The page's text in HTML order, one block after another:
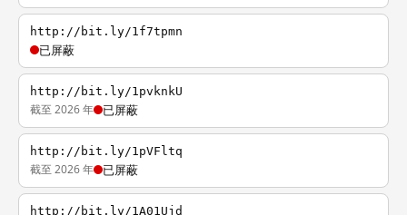
http://bit.ly/1f7tpmn
已屏蔽
http://bit.ly/1pvknkU
截至 2026 年 已屏蔽
http://bit.ly/1pVFltq
截至 2026 年 已屏蔽
http://bit.ly/1A01Ujd